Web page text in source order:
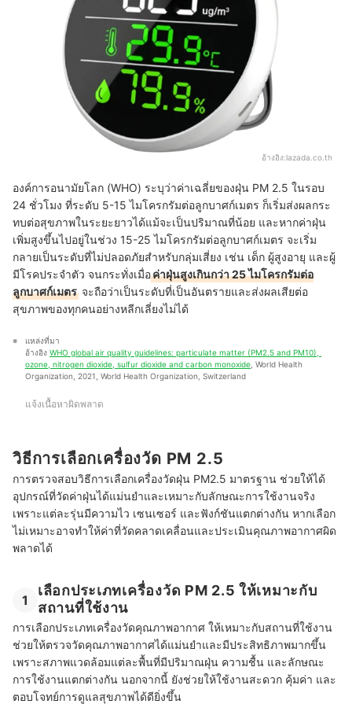
อ้างอิง:lazada.co.th
องค์การอนามัยโลก (WHO) ระบุว่าค่าเฉลี่ยของฝุ่น PM 2.5 ในรอบ
24 ชั่วโมง ที่ระดับ 5-15 ไมโครกรัมต่อลูกบาศก์เมตร ก็เริ่มส่งผลกระ
ทบต่อสุขภาพในระยะยาวได้แม้จะเป็นปริมาณที่น้อย และหากค่าฝุ่น
เพิ่มสูงขึ้นไปอยู่ในช่วง 15-25 ไมโครกรัมต่อลูกบาศก์เมตร จะเริ่ม
กลายเป็นระดับที่ไม่ปลอดภัยสำหรับกลุ่มเสี่ยง เช่น เด็ก ผู้สูงอายุ และผู้
มีโรคประจำตัว จนกระทั่งเมื่อค่าฝุ่นสูงเกินกว่า 25 ไมโครกรัมต่อ
ลูกบาศก์เมตร จะถือว่าเป็นระดับที่เป็นอันตรายและส่งผลเสียต่อ
สุขภาพของทุกคนอย่างหลีกเลี่ยงไม่ได้
แหล่งที่มา
อ้างอิง WHO global air quality guidelines: particulate matter (PM2.5 and PM10),
ozone, nitrogen dioxide, sulfur dioxide and carbon monoxide, World Health
Organization, 2021, World Health Organization, Switzerland
แจ้งเนื้อหาผิดพลาด
วิธีการเลือกเครื่องวัด PM 2.5
การตรวจสอบวิธีการเลือกเครื่องวัดฝุ่น PM2.5 มาตรฐาน ช่วยให้ได้
อุปกรณ์ที่วัดค่าฝุ่นได้แม่นยำและเหมาะกับลักษณะการใช้งานจริง
เพราะแต่ละรุ่นมีความไว เซนเซอร์ และฟังก์ชันแตกต่างกัน หากเลือก
ไม่เหมาะอาจทำให้ค่าที่วัดคลาดเคลื่อนและประเมินคุณภาพอากาศผิด
พลาดได้
1
เลือกประเภทเครื่องวัด PM 2.5 ให้เหมาะกับ
สถานที่ใช้งาน
การเลือกประเภทเครื่องวัดคุณภาพอากาศ ให้เหมาะกับสถานที่ใช้งาน
ช่วยให้ตรวจวัดคุณภาพอากาศได้แม่นยำและมีประสิทธิภาพมากขึ้น
เพราะสภาพแวดล้อมแต่ละพื้นที่มีปริมาณฝุ่น ความชื้น และลักษณะ
การใช้งานแตกต่างกัน นอกจากนี้ ยังช่วยให้ใช้งานสะดวก คุ้มค่า และ
ตอบโจทย์การดูแลสุขภาพได้ดียิ่งขึ้น